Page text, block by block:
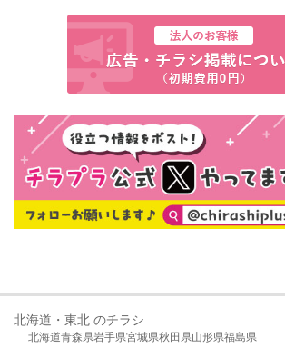
北海道・東北 のチラシ
北海道青森県岩手県宮城県秋田県山形県福島県